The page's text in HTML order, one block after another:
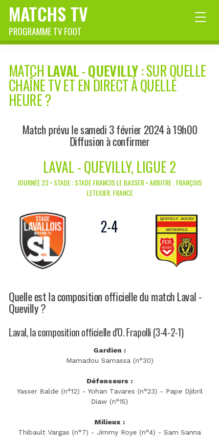
MATCHS TV
PROGRAMME TV FOOT
MATCH LAVAL-QUEVILLY: SUR QUELLE
CHAÎNE TV ET EN DIRECT À QUELLE
HEURE ?
Match prévu le samedi 3 février 2024 à 19h00
Diffusion à confirmer
LAVAL - QUEVILLY, LIGUE 2
JOURNÉE 23 • STADE : STADE FRANCIS LE BASSER • ARBITRE : FRANÇOIS
LETEXIER, FRANCE
2-4
Quelle est la composition officielle du match Laval -
Quevilly ?
Laval, la composition officielle d'O. Frapolli (3-4-2-1)
Gardien :
Mamadou Samassa (n°30)
Défenseurs :
Yasser Balde (n°12) - Yohan Tavares (n°23) - Pape Djibril
Diaw (n°15)
Milieux :
Thibault Vargas (n°7) - Jimmy Roye (n°4) - Sam Sanna